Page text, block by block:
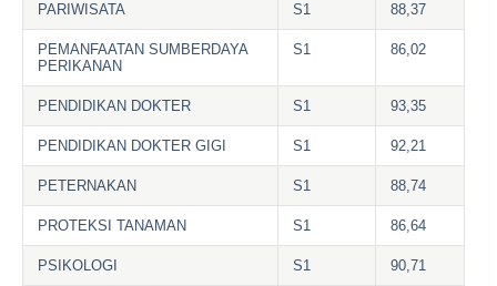
PARIWISATA S1 88,37
PEMANFAATAN SUMBERDAYA
PERIKANAN
S1 86,02
PENDIDIKAN DOKTER S1 93,35
PENDIDIKAN DOKTER GIGI S1 92,21
PETERNAKAN S1 88,74
PROTEKSI TANAMAN S1 86,64
PSIKOLOGI S1 90,71